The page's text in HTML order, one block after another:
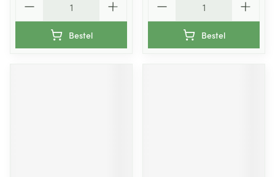
Bestel Bestel